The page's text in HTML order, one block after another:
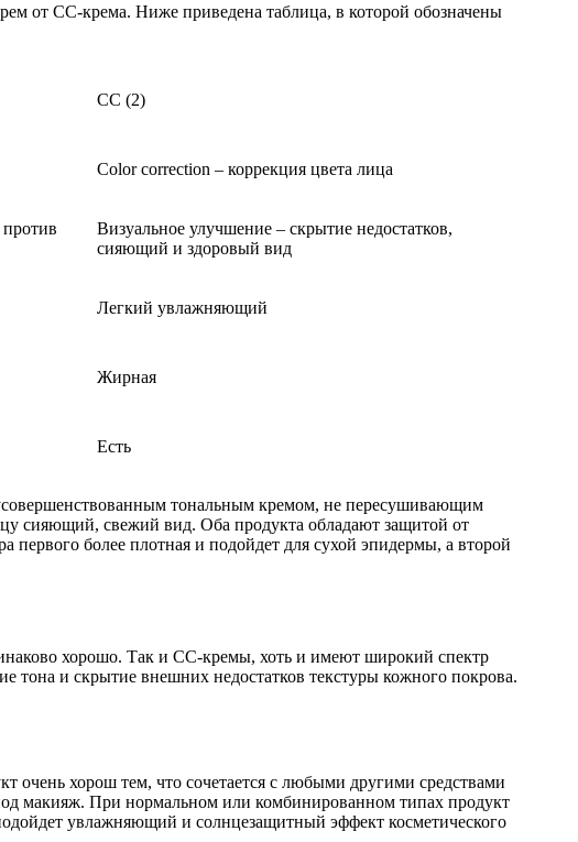
от СС-крема. Ниже приведена таблица, в которой обозначены
СС (2)
Color correction – коррекция цвета лица
Визуальное улучшение – скрытие недостатков,
сияющий и здоровый вид
Легкий увлажняющий
Жирная
Есть
тональным кремом, не пересушивающим
сияющий, свежий вид. Оба продукта обладают защитой от
первого более плотная и подойдет для сухой эпидермы, а второй
хорошо. Так и СС-кремы, хоть и имеют широкий спектр
и скрытие внешних недостатков текстуры кожного покрова.
хорош тем, что сочетается с любыми другими средствами
макияж. При нормальном или комбинированном типах продукт
увлажняющий и солнцезащитный эффект косметического